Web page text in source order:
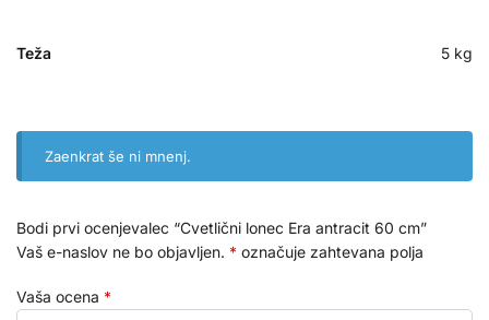
Teža 5 kg
Zaenkrat še ni mnenj.
Bodi prvi ocenjevalec “Cvetlični lonec Era antracit 60 cm”
Vaš e-naslov ne bo objavljen. * označuje zahtevana polja
Vaša ocena *